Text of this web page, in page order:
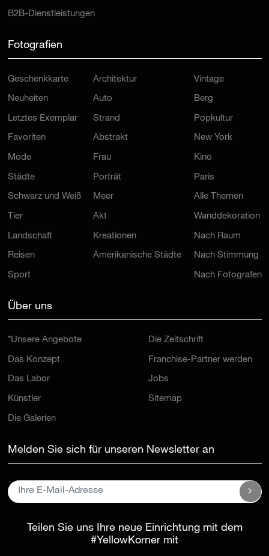
B2B-Dienstleistungen
Fotografien
Geschenkkarte
Neuheiten
Letztes Exemplar
Favoriten
Mode
Städte
Schwarz und Weiß
Tier
Landschaft
Reisen
Sport
Architektur
Auto
Strand
Abstrakt
Frau
Porträt
Meer
Akt
Kreationen
Amerikanische Städte
Vintage
Berg
Popkultur
New York
Kino
Paris
Alle Themen
Wanddekoration
Nach Raum
Nach Stimmung
Nach Fotografen
Über uns
*Unsere Angebote
Das Konzept
Das Labor
Künstler
Die Galerien
Die Zeitschrift
Franchise-Partner werden
Jobs
Sitemap
Melden Sie sich für unseren Newsletter an
Teilen Sie uns Ihre neue Einrichtung mit dem
#YellowKorner mit